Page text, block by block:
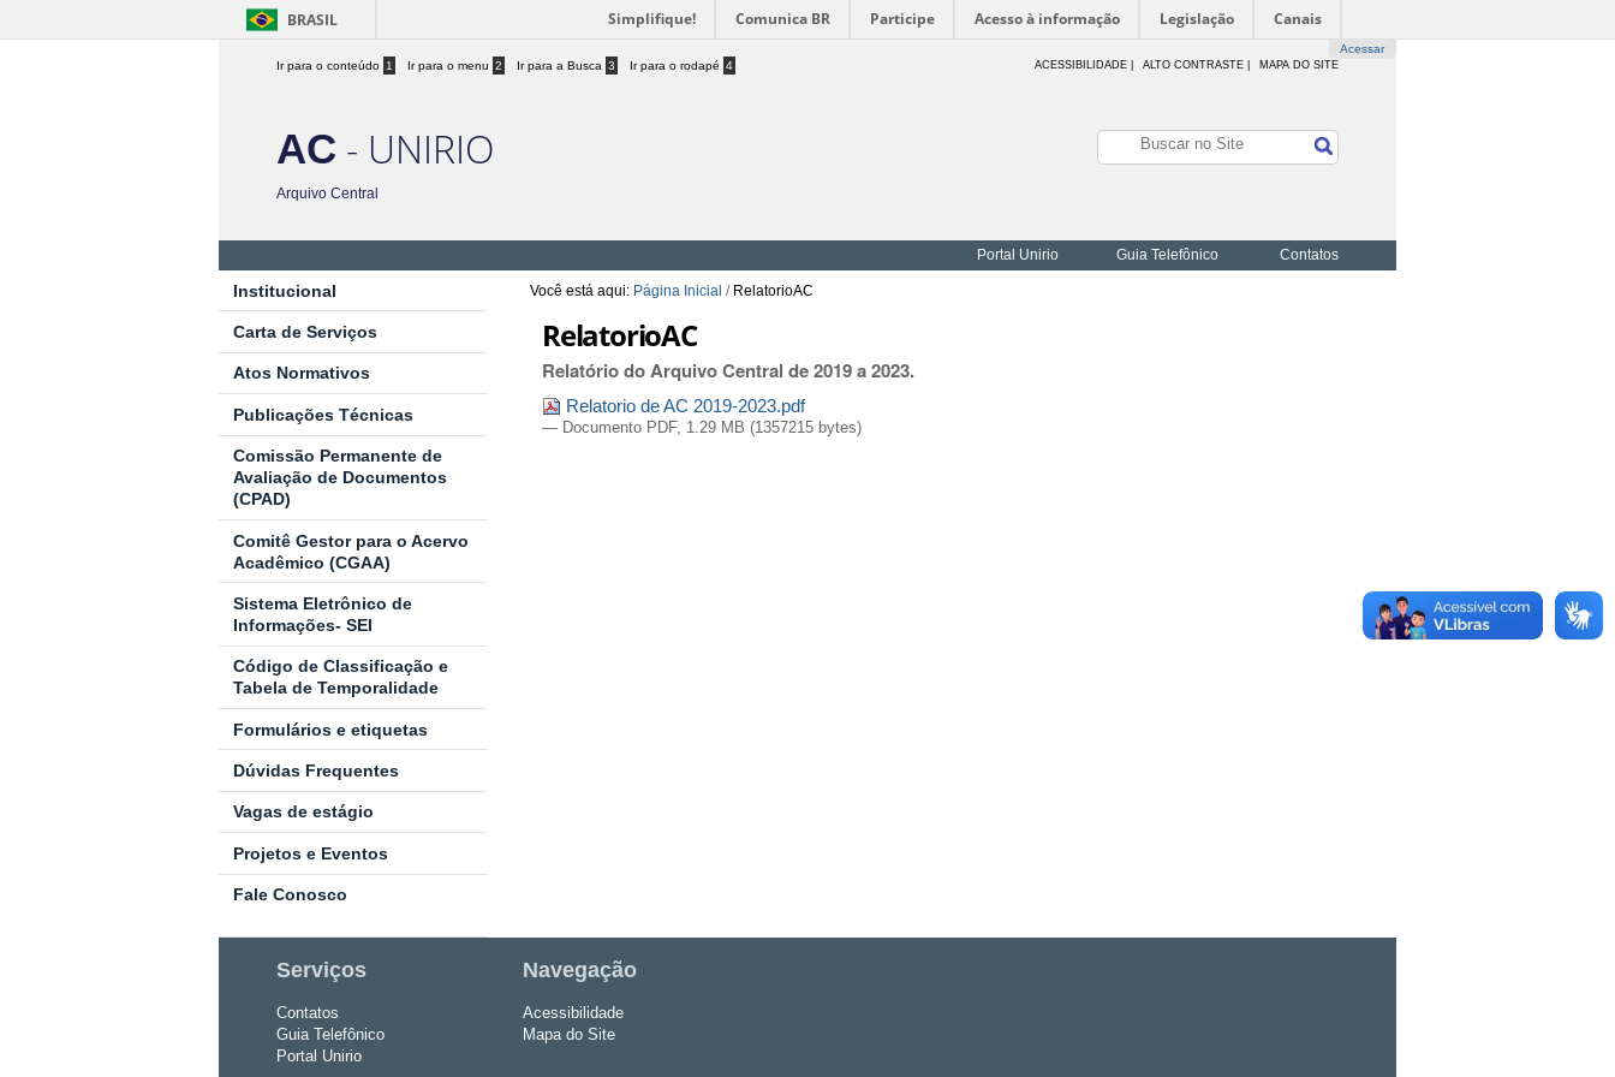
BRASIL Simplifique! Comunica BR Participe Acesso à informação Legislação Canais
Acessar
Ir para o conteúdo 1 Ir para o menu 2 Ir para a Busca 3 Ir para o rodapé 4 ACESSIBILIDADE ALTO CONTRASTE | MAPA DO SITE
AC - UNIRIO
Arquivo Central
Portal Unirio Guia Telefônico Contatos
Você está aqui: Página Inicial / RelatorioAC
RelatorioAC
Relatório do Arquivo Central de 2019 a 2023.
Relatorio de AC 2019-2023.pdf
— Documento PDF, 1.29 MB (1357215 bytes)
Institucional
Carta de Serviços
Atos Normativos
Publicações Técnicas
Comissão Permanente de
Avaliação de Documentos
(CPAD)
Comitê Gestor para o Acervo
Acadêmico (CGAA)
Sistema Eletrônico de
Informações- SEI
Código de Classificação e
Tabela de Temporalidade
Formulários e etiquetas
Dúvidas Frequentes
Vagas de estágio
Projetos e Eventos
Fale Conosco
Serviços
Contatos
Guia Telefônico
Portal Unirio
Navegação
Acessibilidade
Mapa do Site